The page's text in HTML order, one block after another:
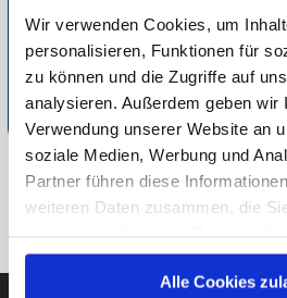
Wir verwenden Cookies, um
personalisieren, Funktionen für
zu können und die Zugriffe auf
analysieren. Außerdem geben wir
Verwendung unserer Website an
soziale Medien, Werbung und
Partner führen diese
weiteren Daten zusammen, die
gesammelt haben.
Alle Cookies
Sommertraum und gönnen sich
Detaillierte Informationen zur
finden Sie unterMethodik.
ZU FREIZEIT & HOBBY